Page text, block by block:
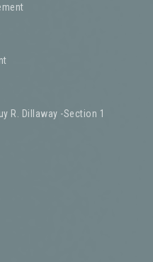
R. Dillaway -Section 1